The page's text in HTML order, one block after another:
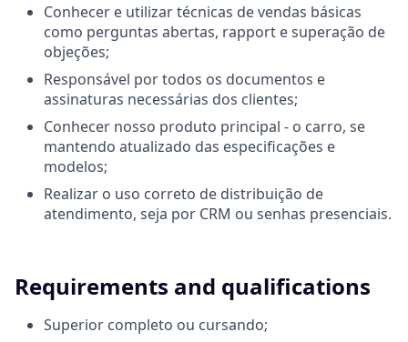
Conhecer e utilizar técnicas de vendas básicas
como perguntas abertas, rapport e superação de
objeções;
Responsável por todos os documentos e
assinaturas necessárias dos clientes;
Conhecer nosso produto principal - o carro, se
mantendo atualizado das especificações e
modelos;
Realizar o uso correto de distribuição de
atendimento, seja por CRM ou senhas presenciais.
Requirements and qualifications
Superior completo ou cursando;